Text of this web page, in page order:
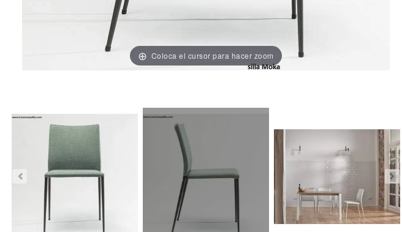
Coloca el cursor para hacer zoom